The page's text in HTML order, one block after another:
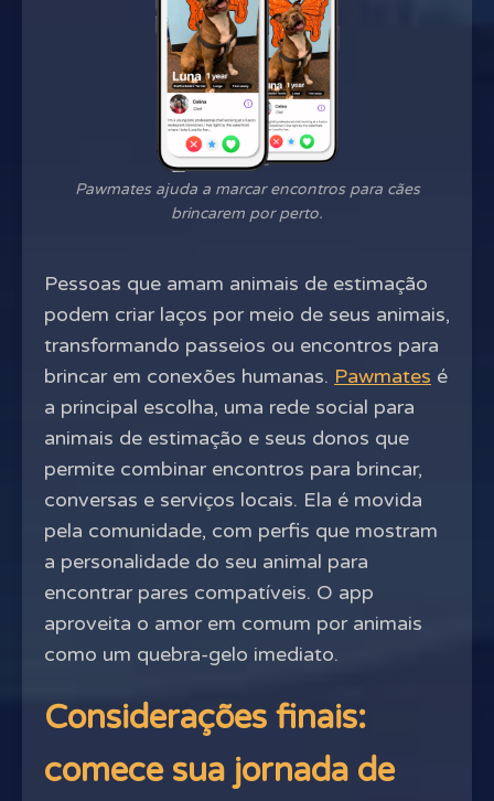
Pawmates ajuda a marcar encontros para cães
brincarem por perto.
Pessoas que amam animais de estimação
podem criar laços por meio de seus animais,
transformando passeios ou encontros para
brincar em conexões humanas. Pawmates é
a principal escolha, uma rede social para
animais de estimação e seus donos que
permite combinar encontros para brincar,
conversas e serviços locais. Ela é movida
pela comunidade, com perfis que mostram
a personalidade do seu animal para
encontrar pares compatíveis. O app
aproveita o amor em comum por animais
como um quebra-gelo imediato.
Considerações finais:
comece sua jornada de